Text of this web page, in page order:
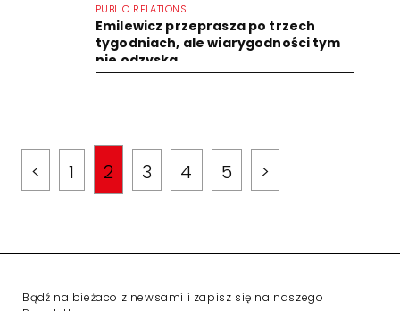
PUBLIC RELATIONS
Emilewicz przeprasza po trzech
tygodniach, ale wiarygodności tym
nie odzyska
< 1 2 3 4 5 >
Bądź na bieżaco z newsami i zapisz się na naszego